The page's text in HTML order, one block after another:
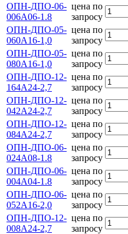
ОПН-ДПО-06-
006А06-1.8
цена по
запросу
ОПН-ДПО-05-
060А16-1,0
цена по
запросу
ОПН-ДПО-05-
080А16-1,0
цена по
запросу
ОПН-ДПО-12-
164А24-2,7
цена по
запросу
ОПН-ДПО-12-
042А24-2,7
цена по
запросу
ОПН-ДПО-12-
084А24-2,7
цена по
запросу
ОПН-ДПО-06-
024А08-1.8
цена по
запросу
ОПН-ДПО-06-
004А04-1.8
цена по
запросу
ОПН-ДПО-06-
052А16-2,0
цена по
запросу
ОПН-ДПО-12-
008А24-2,7
цена по
запросу